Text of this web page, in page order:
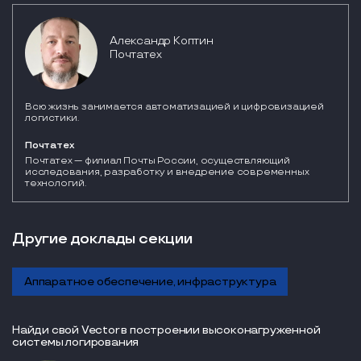
Александр Коптин
Почтатех
Всю жизнь занимается автоматизацией и цифровизацией
логистики.
Почтатех
Почтатех — филиал Почты России, осуществляющий
исследования, разработку и внедрение современных
технологий.
Другие доклады секции
Аппаратное обеспечение, инфраструктура
Найди свой Vector в построении высоконагруженной
системы логирования